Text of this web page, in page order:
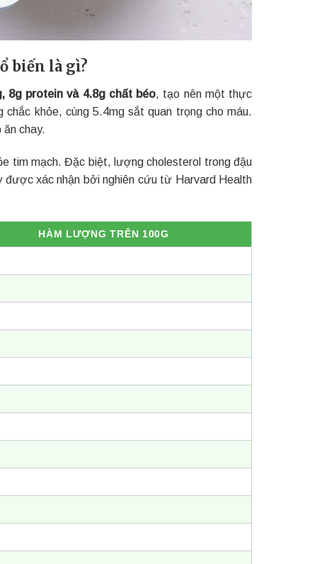
biến là gì?
8g protein và 4.8g chất béo, tạo nên một thực
khỏe, cùng 5.4mg sắt quan trọng cho máu.
chay.
tim mạch. Đặc biệt, lượng cholesterol trong đậu
xác nhận bởi nghiên cứu từ Harvard Health
HÀM LƯỢNG TRÊN 100G